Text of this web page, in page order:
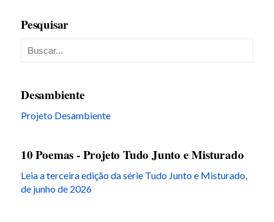
Pesquisar
Desambiente
Projeto Desambiente
10 Poemas - Projeto Tudo Junto e Misturado
Leia a terceira edição da série Tudo Junto e Misturado,
de junho de 2026